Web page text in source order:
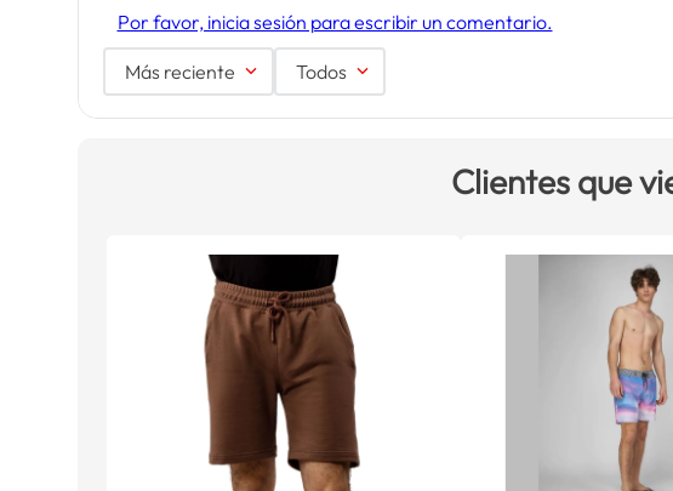
Por favor, inicia sesión para escribir un comentario.
Más reciente Todos
Clientes que